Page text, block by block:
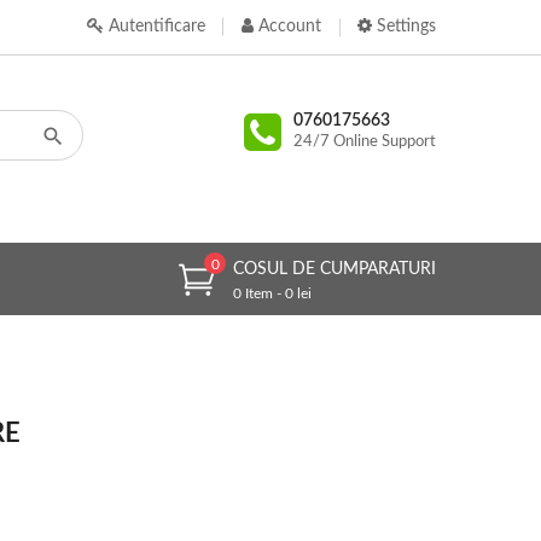
Settings
Account
Autentificare
0760175663
24/7 Online Support
COSUL DE CUMPARATURI
0 Item - 0 lei
0